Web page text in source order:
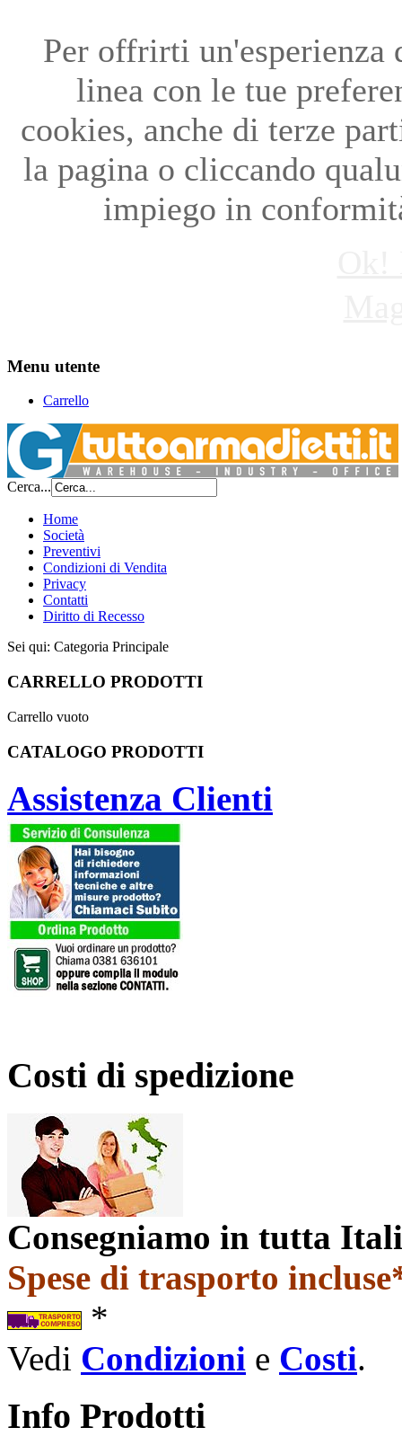
Per offrirti un'esperienza
linea con le tue
cookies, anche di terze
la pagina o cliccando
impiego in
Menu utente
Carrello
Cerca...
Home
Società
Preventivi
Condizioni di Vendita
Privacy
Contatti
Diritto di Recesso
Sei qui: Categoria Principale
CARRELLO PRODOTTI
Carrello vuoto
CATALOGO PRODOTTI
Assistenza Clienti
Costi di spedizione
Consegniamo in tutta
Spese di trasporto
*
Vedi Condizioni e Costi.
Info Prodotti